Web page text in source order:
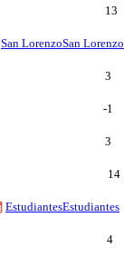
13
San LorenzoSan Lorenzo
3
-1
3
14
EstudiantesEstudiantes
4